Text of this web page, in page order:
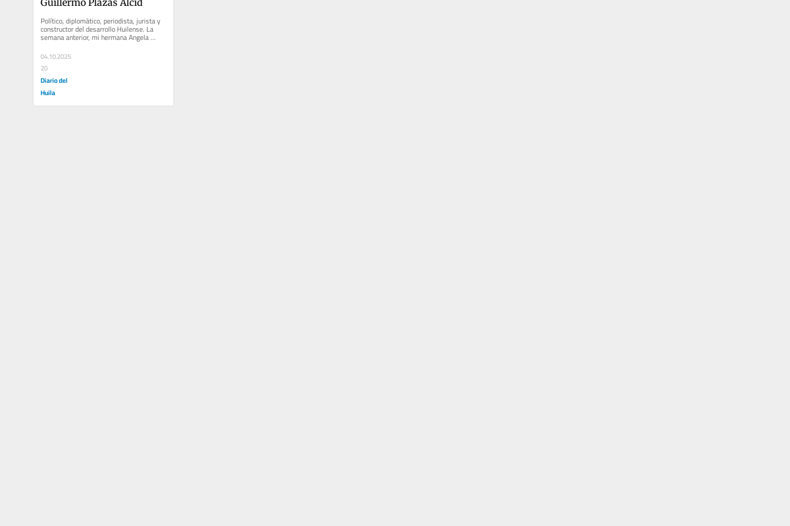
Político, diplomático, periodista, jurista y
constructor del desarrollo Huilense. La
semana anterior, mi hermana Angela
estuvo en Neiva visitando al...
04.10.2025
20
Diario del
Huila